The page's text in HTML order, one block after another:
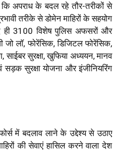
अपराध के बदल रहे तौर-तरीकों से
तरीके से डोमेन माहिरों के सहयोग
ही 3100 विशेष पुलिस अफसरों और
जो लॉ, फोरेंसिक, डिजिटल फोरेंसिक,
साईबर सुरक्षा, खुफिया अध्ययन, मानव
सुरक्षा योजना और इंजीनियरिंग
में बदलाव लाने के उद्देश्य से उठाए
की सेवाएं हासिल करने वाला देश